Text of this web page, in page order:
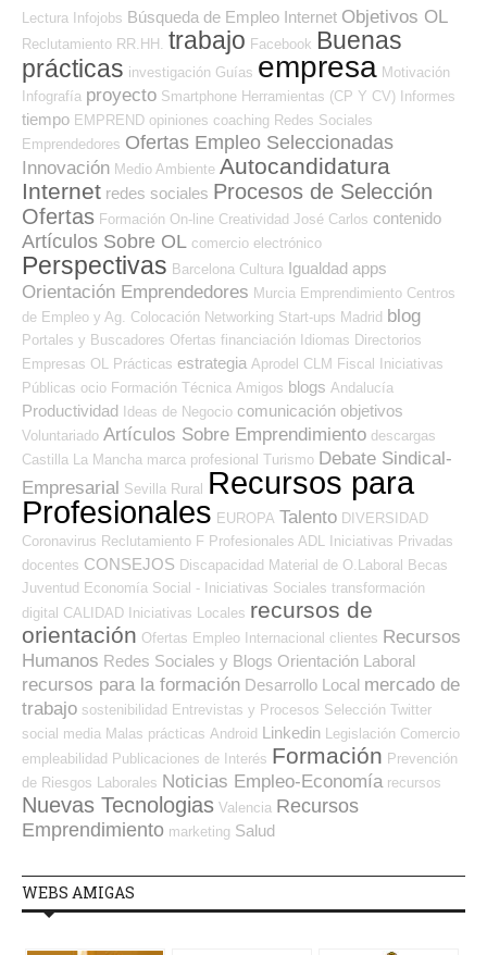
Lectura Infojobs Búsqueda de Empleo Internet Objetivos OL
Reclutamiento RR.HH. trabajo Facebook Buenas
prácticas investigación Guías empresa Motivación
Infografía proyecto Smartphone Herramientas (CP Y CV) Informes
tiempo EMPREND opiniones coaching Redes Sociales
Emprendedores Ofertas Empleo Seleccionadas
Innovación Medio Ambiente Autocandidatura
Internet redes sociales Procesos de Selección
Ofertas Formación On-line Creatividad José Carlos contenido
Artículos Sobre OL comercio electrónico
Perspectivas Barcelona Cultura Igualdad apps
Orientación Emprendedores Murcia Emprendimiento Centros
de Empleo y Ag. Colocación Networking Start-ups Madrid blog
Portales y Buscadores Ofertas financiación Idiomas Directorios
Empresas OL
Prácticas estrategia Aprodel CLM Fiscal Iniciativas
Públicas ocio Formación Técnica Amigos blogs Andalucía
Productividad Ideas de Negocio comunicación objetivos
Voluntariado Artículos Sobre Emprendimiento descargas
Castilla La Mancha marca profesional Turismo Debate Sindical-
Empresarial Sevilla Rural Recursos para
Profesionales EUROPA Talento DIVERSIDAD
Coronavirus Reclutamiento F Profesionales ADL
Iniciativas Privadas
docentes CONSEJOS Discapacidad Material de O.Laboral Becas
Juventud Economía Social - Iniciativas Sociales transformación
digital CALIDAD Iniciativas Locales recursos de
orientación Ofertas Empleo Internacional clientes Recursos
Humanos Redes Sociales y Blogs Orientación Laboral
recursos para la formación Desarrollo Local mercado de
trabajo sostenibilidad Entrevistas y Procesos Selección Twitter
social media Malas prácticas Android Linkedin Legislación Comercio
empleabilidad Publicaciones de Interés Formación Prevención
de Riesgos Laborales Noticias Empleo-Economía recursos
Nuevas Tecnologias Valencia Recursos
Emprendimiento marketing Salud
WEBS AMIGAS